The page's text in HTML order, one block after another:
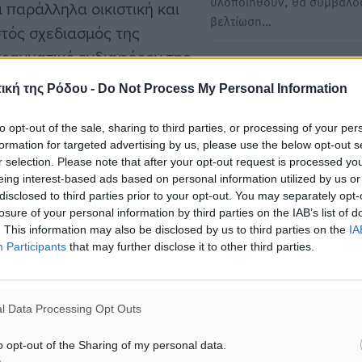
της Ρόδου - Do Not Process My Personal Information
opt-out of the sale, sharing to third parties, or processing of your
for targeted advertising by us, please use the below opt-out
selection. Please note that after your opt-out request is processed
interest-based ads based on personal information utilized by us
to third parties prior to your opt-out. You may separately
of your personal information by third parties on the IAB’s list of
This information may also be disclosed by us to third parties on the
Participants that may further disclose it to other third parties.
Data Processing Opt Outs
opt-out of the Sharing of my personal data.
οικιστική και
σχεδιασμός της
ενδιαφέρον της
Πολιτισμού,
βελτίωση…
Rhodes Marathon αποτελεί
και μια διοργάνωση…
Ο τ.Δήμαρχος Ρόδου κ.
Β.Καμπουράκης δήλωσε τα
Ο TUI Rhodes…
Αντώνης Καμπουράκης: Η
επίσκεψη του
Ο τέως δήμαρχος Ρόδου κ.
Αντώνης Β Καμπουράκης